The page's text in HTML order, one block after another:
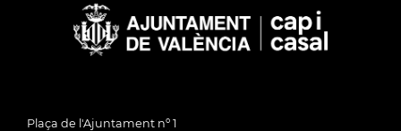
Plaça de l'Ajuntament nº 1